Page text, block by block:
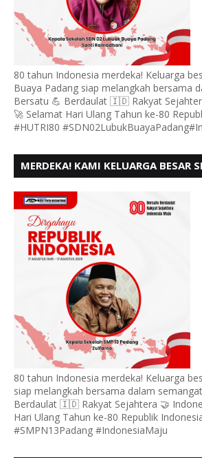
80 tahun Indonesia merdeka! Keluarga
Buaya Padang siap melangkah bersama
Bersatu 💪 Berdaulat 🇮🇩 Rakyat
🚀 Selamat Hari Ulang Tahun ke-80
#HUTRI80
MERDEKA! KAMI KELUARGA BESAR
80 tahun Indonesia merdeka! Keluarga
siap melangkah bersama dalam
Berdaulat 🇮🇩 Rakyat Sejahtera 🤝
Hari Ulang Tahun ke-80 Republik
#SMPN13Padang #IndonesiaMaju